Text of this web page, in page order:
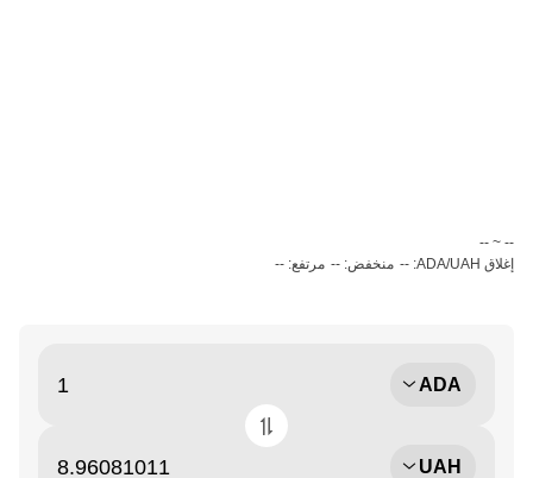
‏-- ~ ‎--‏
إغلاق ADA/UAH: --
منخفض: -- مرتفع: --
ADA
UAH